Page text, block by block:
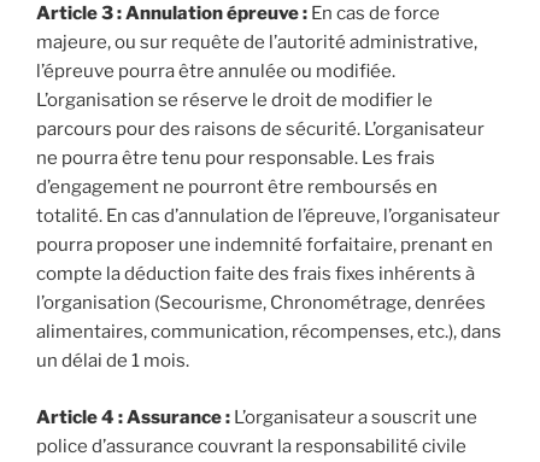
Article 3 : Annulation épreuve : En cas de force
majeure, ou sur requête de l’autorité administrative,
l’épreuve pourra être annulée ou modifiée.
L’organisation se réserve le droit de modifier le
parcours pour des raisons de sécurité. L’organisateur
ne pourra être tenu pour responsable. Les frais
d’engagement ne pourront être remboursés en
totalité. En cas d’annulation de l’épreuve, l’organisateur
pourra proposer une indemnité forfaitaire, prenant en
compte la déduction faite des frais fixes inhérents à
l’organisation (Secourisme, Chronométrage, denrées
alimentaires, communication, récompenses, etc.), dans
un délai de 1 mois.
Article 4 : Assurance : L’organisateur a souscrit une
police d’assurance couvrant la responsabilité civile